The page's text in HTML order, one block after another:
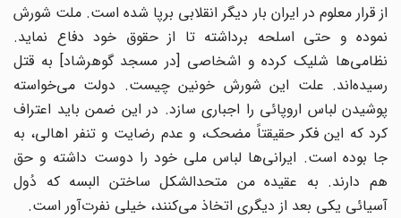
از قرار معلوم در ایران بار دیگر انقلابی برپا شده است. ملت شورش
نموده و حتی اسلحه برداشته تا از حقوق خود دفاع نماید.
نظامی‌ها شلیک کرده و اشخاصی [در مسجد گوهرشاد] به قتل
رسیده‌اند. علت این شورش خونین چیست. دولت می‌خواسته
پوشیدن لباس اروپائی را اجباری سازد. در این ضمن باید اعتراف
کرد که این فکر حقیقتاً مضحک، و عدم رضایت و تنفر اهالی، به
جا بوده است. ایرانی‌ها لباس ملی خود را دوست داشته و حق
هم دارند. به عقیده من متحدالشکل ساختن البسه که دُول
آسیائی یکی بعد از دیگری اتخاذ می‌کنند، خیلی نفرت‌آور است.